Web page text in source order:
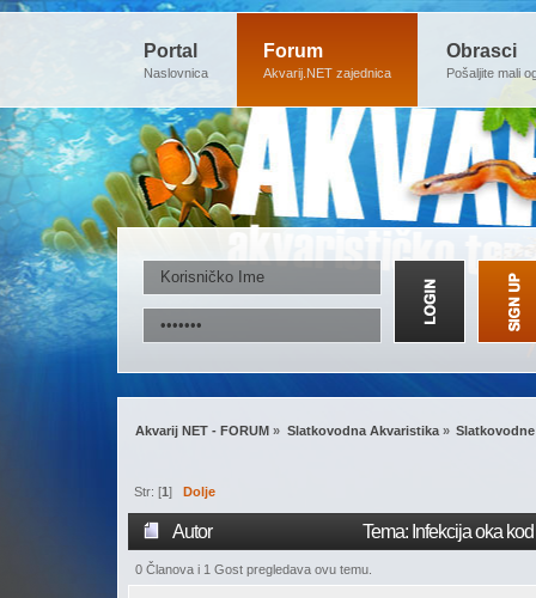
Portal
Naslovnica
Forum
Akvarij.NET zajednica
Obrasci
Pošaljite mali
Akvarij NET - FORUM » Slatkovodna Akvaristika»
Str: [1] Dolje
Autor Tema: Infekcija oka
0 Članova i 1 Gost pregledava ovu temu.